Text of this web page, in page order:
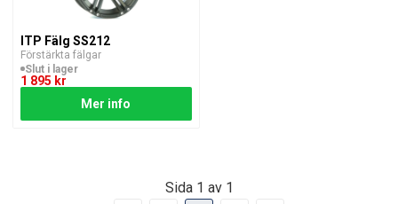
ITP Fälg SS212
Förstärkta fälgar
Slut i lager
1 895 kr
Mer info
Sida 1 av 1
Föregående
Nästa